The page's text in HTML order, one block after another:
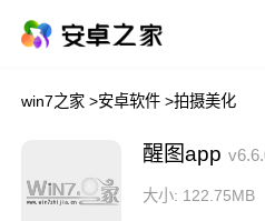
win7之家 >安卓软件 >拍摄美化
醒图app
大小: 122.75MB